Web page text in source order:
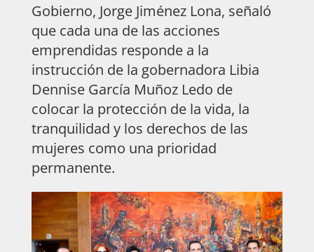
Gobierno, Jorge Jiménez Lona, señaló
que cada una de las acciones
emprendidas responde a la
instrucción de la gobernadora Libia
Dennise García Muñoz Ledo de
colocar la protección de la vida, la
tranquilidad y los derechos de las
mujeres como una prioridad
permanente.